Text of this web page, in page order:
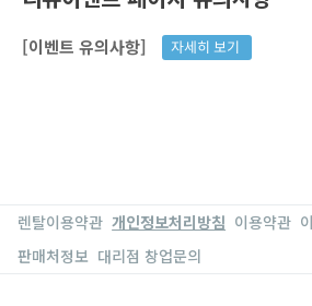
[이벤트 유의사항] 자세히 보기
렌탈이용약관 개인정보처리방침 이용약관
판매처정보 대리점 창업문의